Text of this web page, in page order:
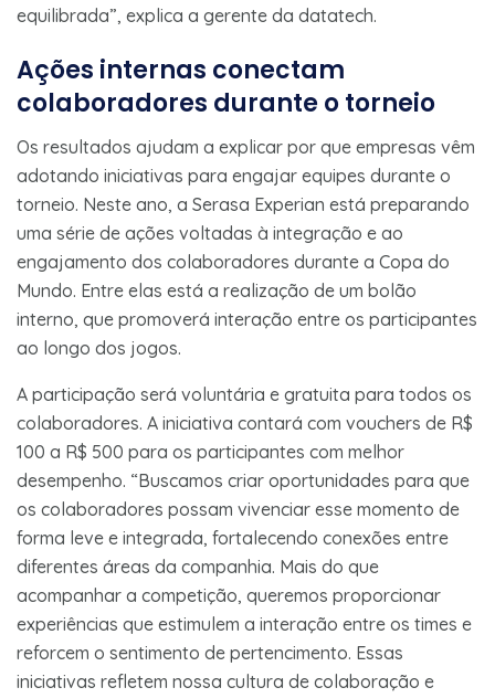
equilibrada”, explica a gerente da datatech.
Ações internas conectam
colaboradores durante o torneio
Os resultados ajudam a explicar por que empresas vêm
adotando iniciativas para engajar equipes durante o
torneio. Neste ano, a Serasa Experian está preparando
uma série de ações voltadas à integração e ao
engajamento dos colaboradores durante a Copa do
Mundo. Entre elas está a realização de um bolão
interno, que promoverá interação entre os participantes
ao longo dos jogos.
A participação será voluntária e gratuita para todos os
colaboradores. A iniciativa contará com vouchers de R$
100 a R$ 500 para os participantes com melhor
desempenho. “Buscamos criar oportunidades para que
os colaboradores possam vivenciar esse momento de
forma leve e integrada, fortalecendo conexões entre
diferentes áreas da companhia. Mais do que
acompanhar a competição, queremos proporcionar
experiências que estimulem a interação entre os times e
reforcem o sentimento de pertencimento. Essas
iniciativas refletem nossa cultura de colaboração e